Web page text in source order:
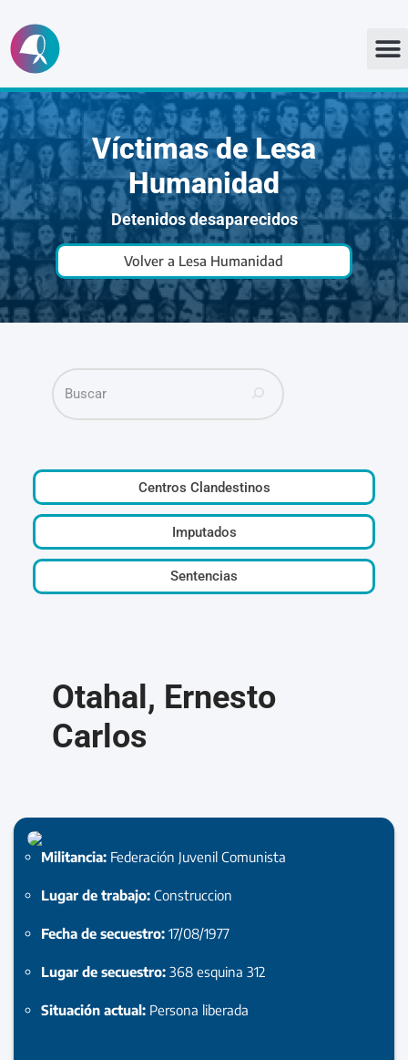
Ir
al
contenido
Víctimas de Lesa
Humanidad
Detenidos desaparecidos
Volver a Lesa Humanidad
Centros Clandestinos
Imputados
Sentencias
Otahal, Ernesto
Carlos
Militancia: Federación Juvenil Comunista
Lugar de trabajo: Construccion
Fecha de secuestro: 17/08/1977
Lugar de secuestro: 368 esquina 312
Situación actual: Persona liberada